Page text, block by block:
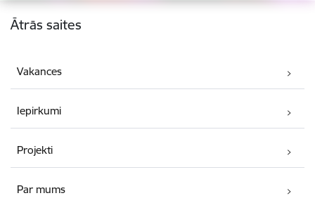
Kājene
Ātrās saites
Vakances
Iepirkumi
Projekti
Par mums